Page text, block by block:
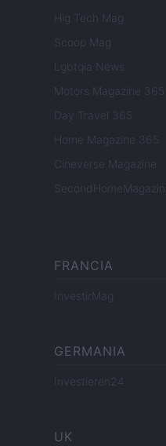
Hig Tech Mag
Scoop Mag
Lgbtqia News
Motors Magazine 365
Day Travel 365
Home Magazine 365
Cineverse Magazine
SecondHomeMagazine
FRANCIA
InvestirMag
GERMANIA
Investieren24
UK